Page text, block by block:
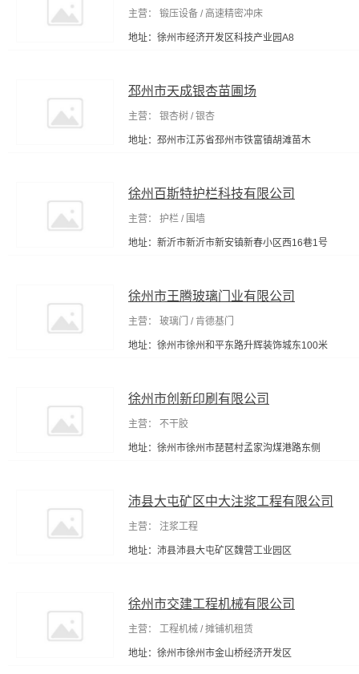
主营： 锻压设备 / 高速精密冲床
地址：徐州市经济开发区科技产业园A8
邳州市天成银杏苗圃场
主营： 银杏树 / 银杏
地址：邳州市江苏省邳州市铁富镇胡滩苗木
徐州百斯特护栏科技有限公司
主营： 护栏 / 围墙
地址：新沂市新沂市新安镇新春小区西16巷1号
徐州市王腾玻璃门业有限公司
主营： 玻璃门 / 肯德基门
地址：徐州市徐州和平东路升辉装饰城东100米
徐州市创新印刷有限公司
主营： 不干胶
地址：徐州市徐州市琵琶村孟家沟煤港路东侧
沛县大屯矿区中大注浆工程有限公司
主营： 注浆工程
地址：沛县沛县大屯矿区魏营工业园区
徐州市交建工程机械有限公司
主营： 工程机械 / 摊铺机租赁
地址：徐州市徐州市金山桥经济开发区